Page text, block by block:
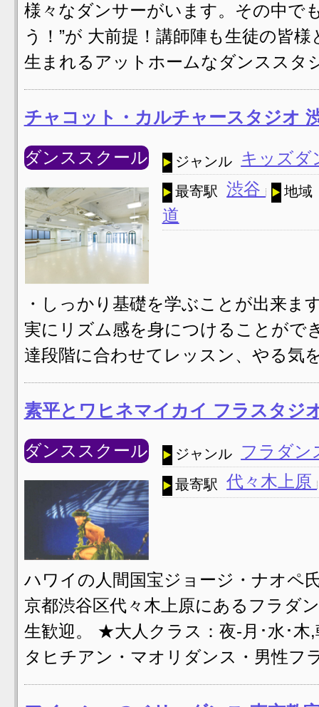
様々なダンサーがいます。その中で
う！”が 大前提！講師陣も生徒の皆
生まれるアットホームなダンスス
チャコット・カルチャースタジオ
ダンススクール ジャンル キッズダ
最寄駅 渋谷 地域
道
・しっかり基礎を学ぶことが出来ま
実にリズム感を身につけることがで
達段階に合わせてレッスン、やる気
素平とワヒネマイカイ フラスタジ
ダンススクール ジャンル フラダン
最寄駅 代々木上原
ハワイの人間国宝ジョージ・ナオペ
京都渋谷区代々木上原にあるフラダ
生歓迎。 ★大人クラス：夜-月･水･
タヒチアン・マオリダンス・男性